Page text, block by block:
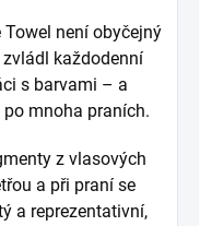
Towel není obyčejný
každodenní
s barvami – a
mnoha praních.
z vlasových
a při praní se
a reprezentativní,